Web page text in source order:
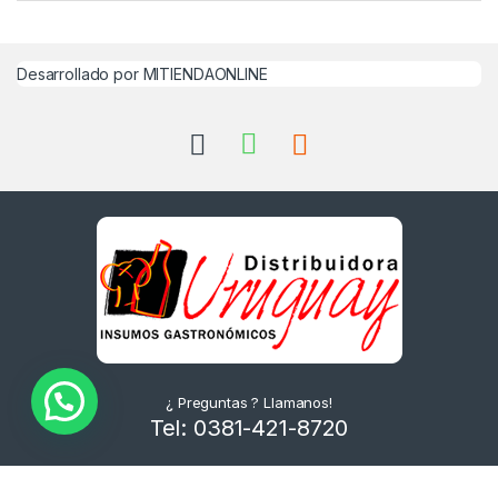
Desarrollado por MITIENDAONLINE
¿ Preguntas ? Llamanos!
Tel: 0381-421-8720